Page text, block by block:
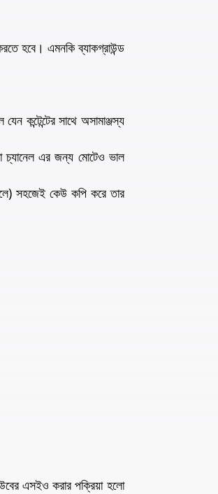
হবে। এমনকি ব্যাকগ্রাউন্ড
কন্টেন্টের সাথে অসামাঞ্জস্য
চ্যানেল এর জন্য মোটেও ভাল
সহজেই কেউ কপি করে তার
এসইও করার পক্রিয়া হলো